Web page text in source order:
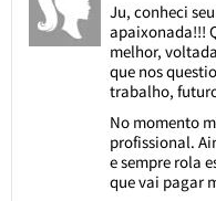
Ju, conheci
apaixonada!!!
melhor,
que nos
trabalho,
No momento
profissional.
e sempre rola
que vai pagar